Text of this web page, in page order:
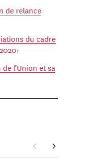
de relance
du cadre
l’Union et sa